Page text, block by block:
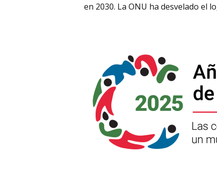
en 2030. La ONU ha desvelado el